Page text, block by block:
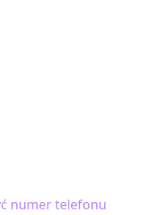
numer telefonu